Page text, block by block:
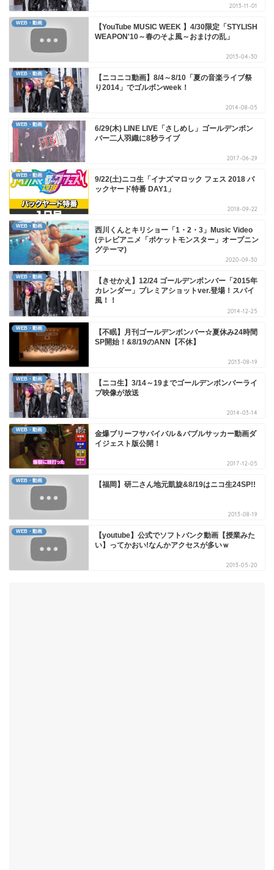
2013-11-01
WEB・動画
【YouTube MUSIC WEEK 】4/30限定「STYLISH
WEAPON'10～春のそよ風～おまけの乱」
2013-04-30
WEB・動画
【ニコニコ動画】8/4～8/10「夏の音楽ライブ祭
り2014」でゴルボンweek！
2014-08-05
WEB・動画
6/29(木) LINE LIVE「さしめし」ゴールデンボン
バー二人羽織に8秒ライブ
2017-06-29
WEB・動画
9/22(土)ニコ生「イナズマロック フェス 2018 バ
ックヤード特番 DAY1」
2018-09-22
WEB・動画
西川くんとキリショー「1・2・3」Music Video
(テレビアニメ「ポケットモンスター」オープニン
グテーマ)
2020-09-30
WEB・動画
【きせかえ】12/24 ゴールデンボンバー「2015年
カレンダー」プレミアショットver.登場！スパイ
風！！
2014-12-25
WEB・動画
【不眠】月刊ゴールデンボンバー☆夏休み24時間
SP開始！&8/19のANN【不休】
2013-08-19
WEB・動画
【ニコ生】3/14～19までゴールデンボンバーライ
ブ映像が放送
2014-03-14
WEB・動画
金爆ブリーフサバイバル＆バブルサッカー動画ダ
イジェスト版公開！
2017-12-05
WEB・動画 【福岡】研二さん地元凱旋&8/19はニコ生24SP!!
2013-08-19
WEB・動画
【youtube】公式でソフトバンク動画【授業みた
い】ってかおい!なんかアクセスが多いｗ
2013-05-20